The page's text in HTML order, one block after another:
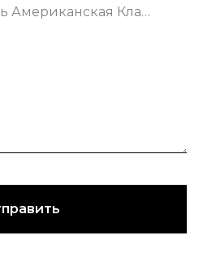
Хочу заказать Консоль Американская Классика шириной 133 сантиметра в зеленом цвете